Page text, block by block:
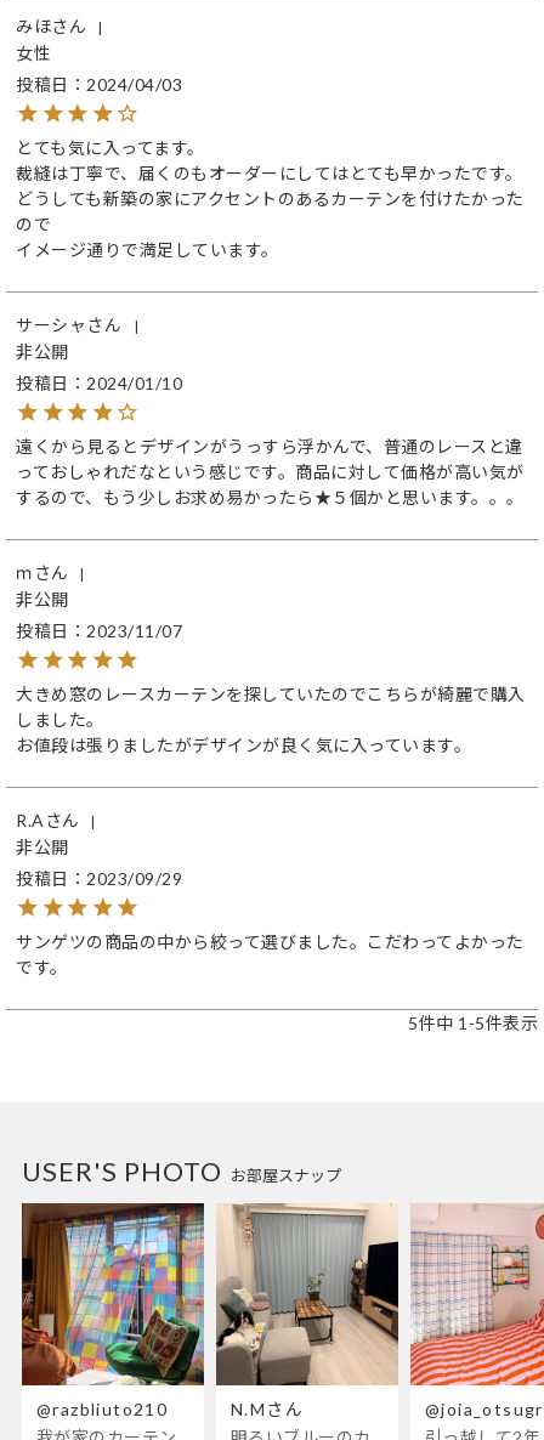
みほ
女性
投稿日
2024/04/03
とても気に入ってます。
裁縫は丁寧で、届くのもオーダーにしてはとても早かったです。
どうしても新築の家にアクセントのあるカーテンを付けたかった
ので
イメージ通りで満足しています。
サーシャ
非公開
投稿日
2024/01/10
遠くから見るとデザインがうっすら浮かんで、普通のレースと違
っておしゃれだなという感じです。商品に対して価格が高い気が
するので、もう少しお求め易かったら★５個かと思います。。。
ｍ
非公開
投稿日
2023/11/07
大きめ窓のレースカーテンを探していたのでこちらが綺麗で購入
しました。
お値段は張りましたがデザインが良く気に入っています。
R.A
非公開
投稿日
2023/09/29
サンゲツの商品の中から絞って選びました。こだわってよかった
です。
5件中 1 -5件表示
お部屋スナップ
USER'S PHOTO
@razbliuto210
N.Mさん